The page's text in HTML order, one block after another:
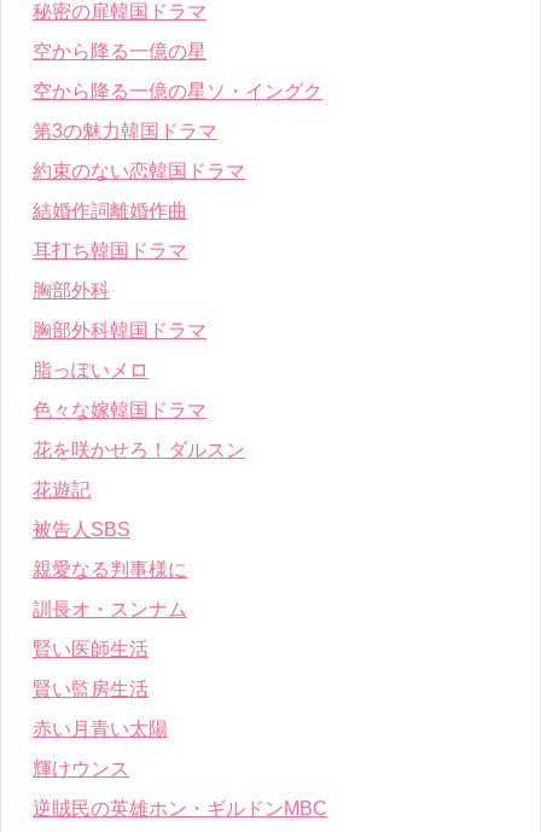
秘密の扉韓国ドラマ
空から降る一億の星
空から降る一億の星ソ・イングク
第3の魅力韓国ドラマ
約束のない恋韓国ドラマ
結婚作詞離婚作曲
耳打ち韓国ドラマ
胸部外科
胸部外科韓国ドラマ
脂っぽいメロ
色々な嫁韓国ドラマ
花を咲かせろ！ダルスン
花遊記
被告人SBS
親愛なる判事様に
訓長オ・スンナム
賢い医師生活
賢い監房生活
赤い月青い太陽
輝けウンス
逆賊民の英雄ホン・ギルドンMBC